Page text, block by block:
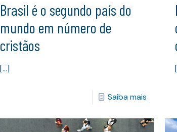
Brasil é o segundo país do
mundo em número de
cristãos
[…]
Saiba mais